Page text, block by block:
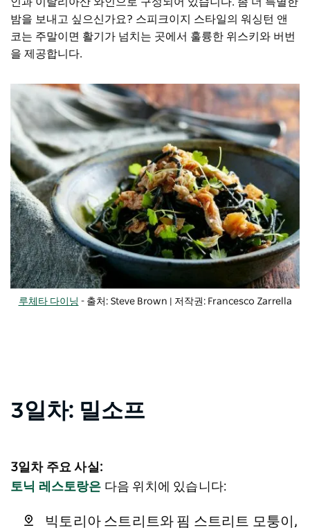
밤을 보내고 싶으신가요? 스피크이지 스타일의 워싱턴 앤
코는 주말이면 활기가 넘치는 곳에서 훌륭한 위스키와 버번
을 제공합니다.
루체타 다이닝 - 출처: Steve Brown | 저작권: Francesco Zarrella
3일차: 밀소프
3일차 주요 사실:
토닉 레스토랑은 다음 위치에 있습니다:
빅토리아 스트리트와 핌 스트리트 모퉁이,